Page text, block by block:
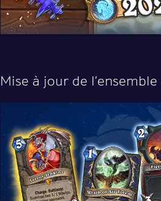
Mise à jour de